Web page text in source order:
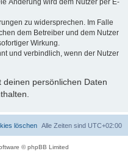
Änderung wird dem Nutzer per E-
zu widersprechen. Im Falle
dem Betreiber und dem Nutzer
Wirkung.
und verbindlich, wenn der Nutzer
persönlichen Daten
Alle Zeiten sind UTC+02:00
löschen
© phpBB Limited